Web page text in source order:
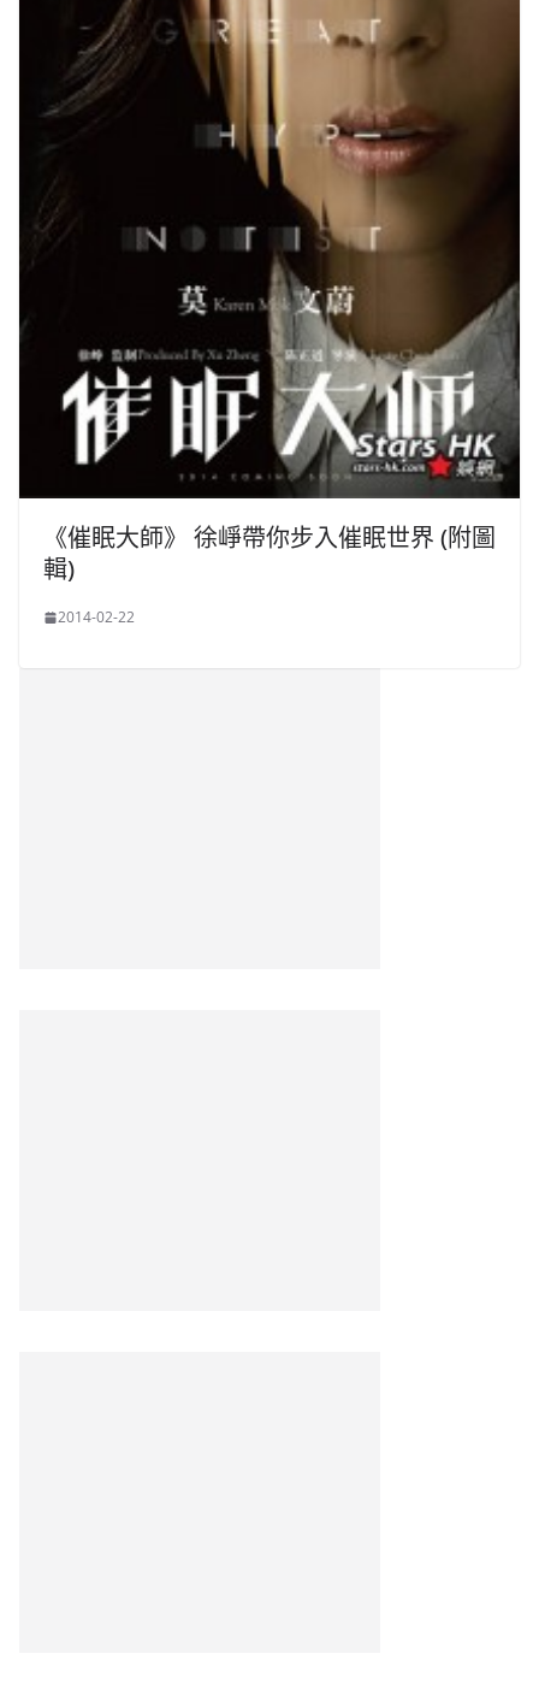
《催眠大師》 徐崢帶你步入催眠世界 (附圖
輯)
2014-02-22